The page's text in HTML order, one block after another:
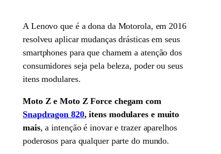
A Lenovo que é a dona da Motorola, em 2016
resolveu aplicar mudanças drásticas em seus
smartphones para que chamem a atenção dos
consumidores seja pela beleza, poder ou seus
itens modulares.
Moto Z e Moto Z Force chegam com
Snapdragon 820, itens modulares e muito
mais, a intenção é inovar e trazer aparelhos
poderosos para qualquer parte do mundo.